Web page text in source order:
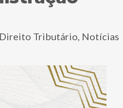
Direito Tributário, Notícias